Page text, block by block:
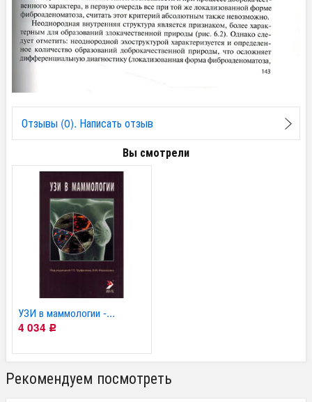
Отзывы (0). Написать отзыв
Вы смотрели
УЗИ в маммологии -...
4 034 Р
Рекомендуем посмотреть